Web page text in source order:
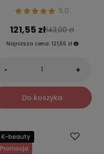
5.0
121,55 zł143,00 zł
Najniższa cena: 121,55 zł
- +
Do koszyka
K-beauty
Promocja